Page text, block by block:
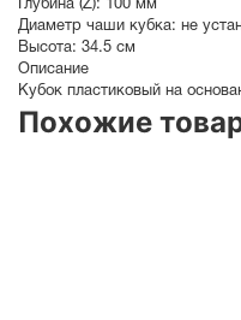
Глубина (Z): 100 мм
Диаметр чаши кубка: не
Высота: 34.5 см
Описание
Кубок пластиковый на
Похожие